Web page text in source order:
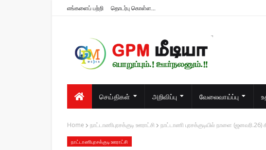
எங்களைப் பற்றி தொடர்பு கொள்ள...
செய்திகள்
அறிவிப்பு வேலைவாய்ப்பு
Home நாட்டாணிபுரசக்குடி ஊராட்சி நாட்டாணி புரசக்குடியில் நாளை
நாட்டாணிபுரசக்குடி ஊராட்சி